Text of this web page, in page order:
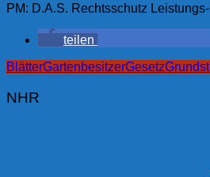
PM: D.A.S. Rechtsschutz
teilen
BlätterGartenbesitzerGesetz
NHR